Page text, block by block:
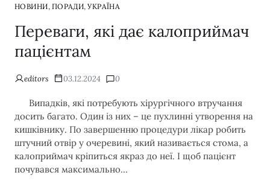
НОВИНИ, ПОРАДИ,УКРАЇНА
Переваги, які дає калоприймач
пацієнтам
editors 03.12.2024 0
Випадків, які потребують хірургічного втручання
досить багато. Один із них – це пухлинні утворення на
кишківнику. По завершенню процедури лікар робить
штучний отвір у очеревині, який називається стома, а
калоприймач кріпиться якраз до неї. І щоб пацієнт
почувався максимально…